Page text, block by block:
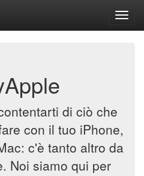
di ciò che
con il tuo iPhone,
c'è tanto altro da
Noi siamo qui per